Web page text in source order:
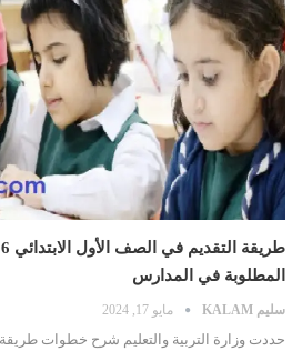
المطلوبة في المدارس
سليم KALAM مايو 17, 2024
حددت وزارة التربية والتعليم شرح خطوات